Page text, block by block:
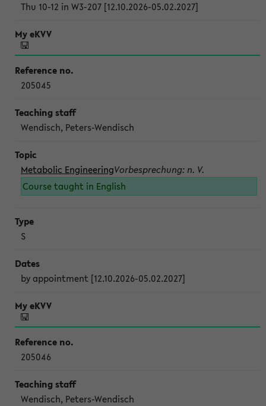
Thu 10-12 in W3-207 [12.10.2026-05.02.2027]
205045
Wendisch, Peters-Wendisch
Metabolic EngineeringVorbesprechung: n. V.
Course taught in English
S
by appointment [12.10.2026-05.02.2027]
205046
Wendisch, Peters-Wendisch